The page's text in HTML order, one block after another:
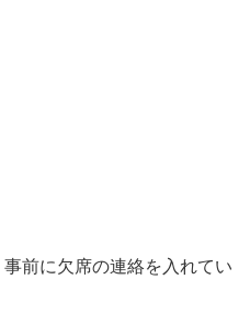
前に欠席の連絡を入れてい